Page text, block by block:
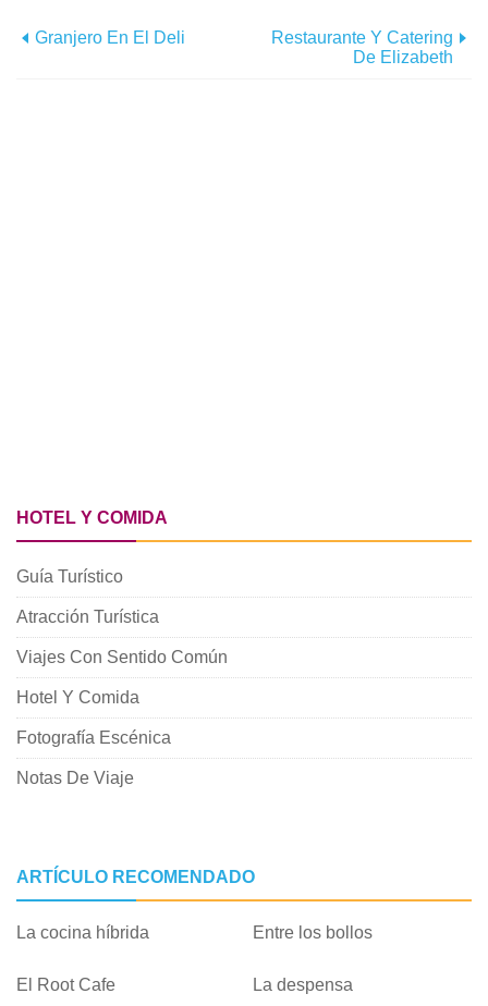
Granjero En El Deli
Restaurante Y Catering
De Elizabeth
HOTEL Y COMIDA
Guía Turístico
Atracción Turística
Viajes Con Sentido Común
Hotel Y Comida
Fotografía Escénica
Notas De Viaje
ARTÍCULO RECOMENDADO
La cocina híbrida Entre los bollos
El Root Cafe La despensa